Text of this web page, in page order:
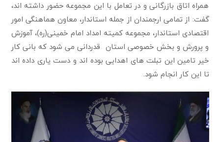
همراه اتاق بازرگانی و در تعامل با این مجموعه حضور داشته اند،
گفت: از تمامی ارجمندان از جمله استاندار، معاون هماهنگی امور
اقتصادی استاندار، مجموعه کمیته امداد امام خمینی(ره)، آموزش
و پرورش و بخش خصوصی استان قدردانی می شود که بانی کار
خیر تامین این تبلت های اهدایی بوده اند و دست یاری داده اند
تا این کار انجام شود.